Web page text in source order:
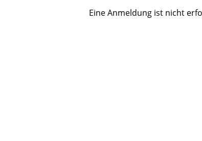
Eine Anmeldung ist nicht